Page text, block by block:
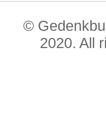
©
2020. All